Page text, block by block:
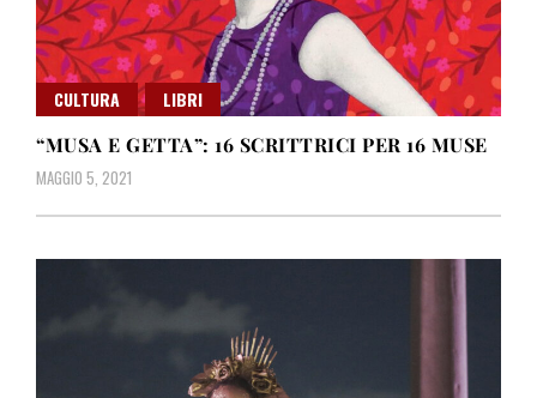
CULTURA
LIBRI
“MUSA E GETTA”: 16 SCRITTRICI PER 16 MUSE
MAGGIO 5, 2021